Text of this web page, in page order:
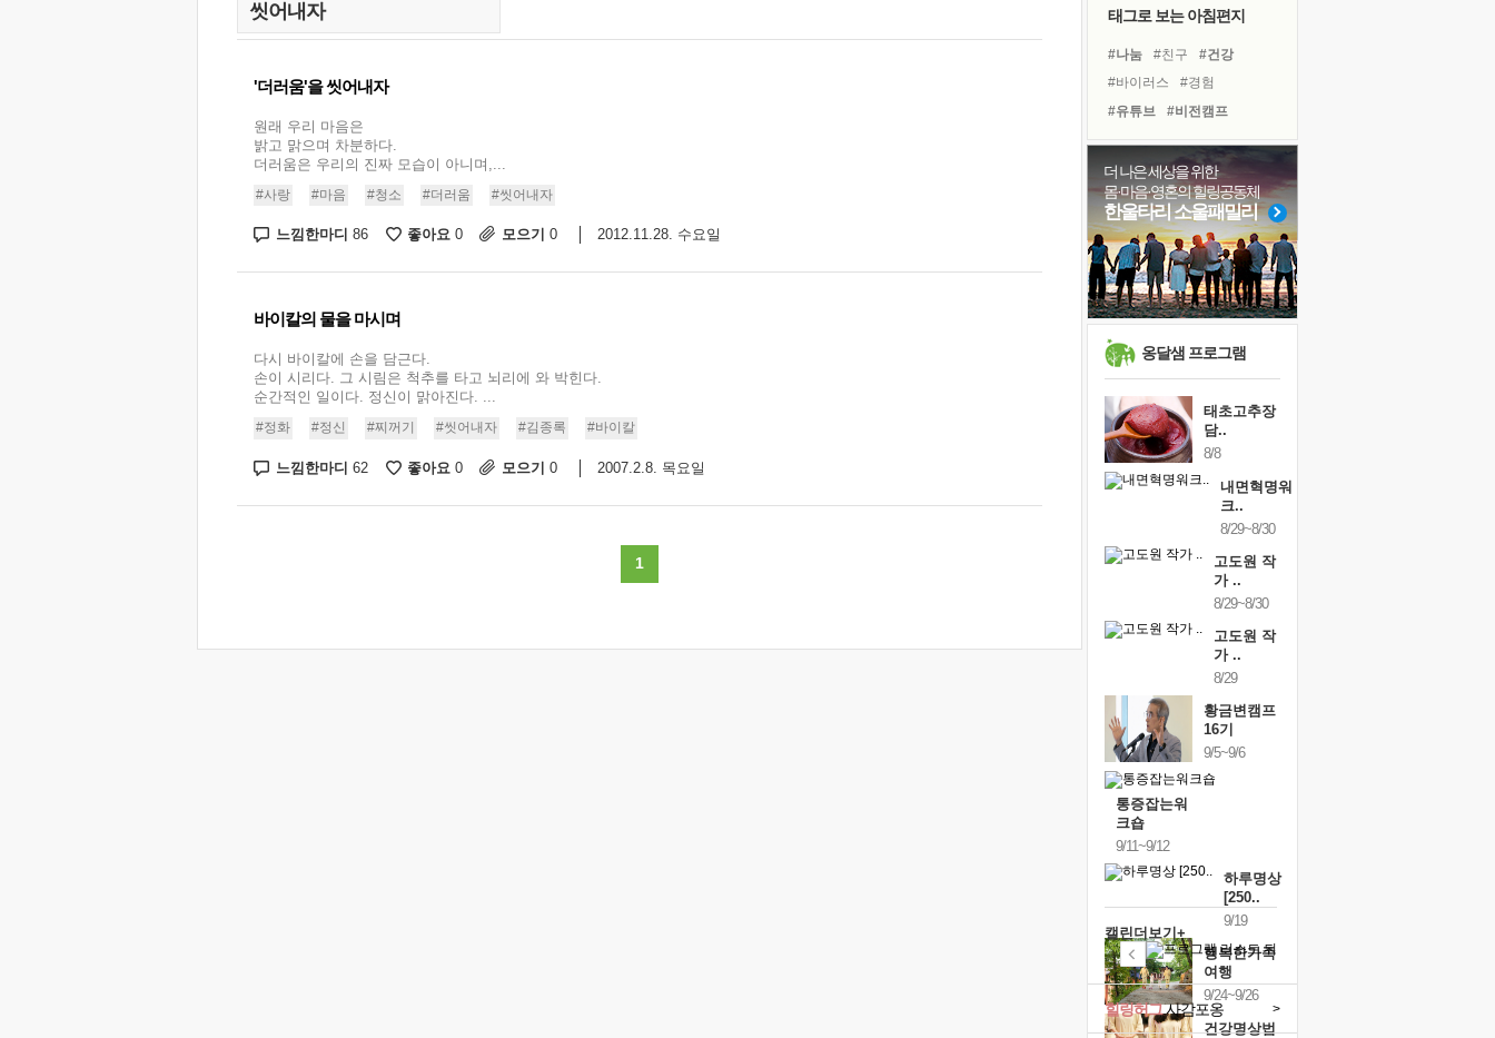
'더러움'을 씻어내자
원래 우리 마음은
밝고 맑으며 차분하다.
더러움은 우리의 진짜 모습이 아니며,...
#사랑 #마음 #청소 #더러움 #씻어내자
느낌한마디 86 좋아요 0 모으기 0 2012.11.28. 수요일
바이칼의 물을 마시며
다시 바이칼에 손을 담근다.
손이 시리다. 그 시림은 척추를 타고 뇌리에 와 박힌다.
순간적인 일이다. 정신이 맑아진다. ...
#정화 #정신 #찌꺼기 #씻어내자 #김종록 #바이칼
느낌한마디 62 좋아요 0 모으기 0 2007.2.8. 목요일
1
흙이 된 몸으로 출근하는 여자
꿈이 실제가 되는 것
'말 타는 법'을 먼저
졸업식 사진을 보며
아픈 아버지를 위한 공간 설계
극심한 변비, 어깨결림, 수면 장애
보고 싶은 어머니
유년 시절의 부산 영도 바다
못된 꼰대들
거울 속의 나
태그로 보는 아침편지
#나눔 #친구
#건강
#바이러스
#경험
#유튜브
#비전캠프
#아이들
#삶
#극복
#힐링
#사람
#선택
#독서
#다짐
#면역력
#희망
#리더
#도움
#명상
#링컨학교
더 나은 세상을 위한
몸·마음·영혼의 힐링공동체
한울타리 소울패밀리
옹달샘 프로그램
태초고추장
담..
8/8
내면혁명워
크..
8/29~8/30
고도원 작
가 ..
8/29~8/30
고도원 작
가 ..
8/29
황금변캠프
16기
9/5~9/6
통증잡는워
크숍
9/11~9/12
하루명상
[250..
9/19
행복한가족
여행
9/24~9/26
건강명상법
캘린더보기+
힐링허그사감포옹 >